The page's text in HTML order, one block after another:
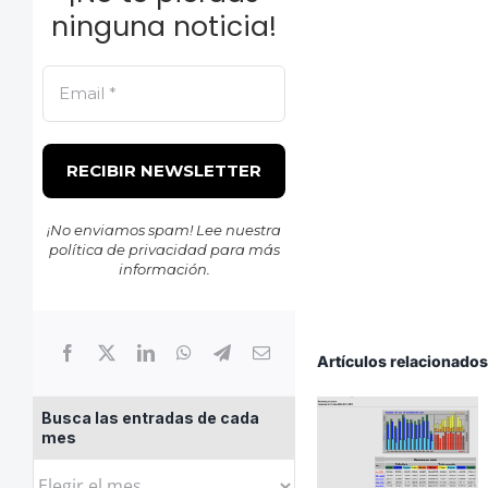
ninguna noticia!
¡No enviamos spam! Lee nuestra
política de privacidadpara más
información.
Busca las entradas de cada
mes
Busca
Artículos relacionados